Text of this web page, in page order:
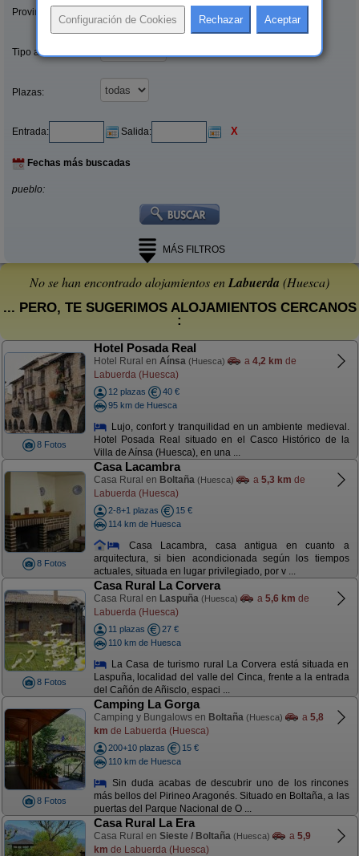
Provincias/Islas:
Tipo alquiler:
Plazas:
Entrada: Salida: X
Fechas más buscadas
pueblo:
MÁS FILTROS
No se han encontrado alojamientos enLabuerda (Huesca)
... PERO, TE SUGERIMOS ALOJAMIENTOS CERCANOS
:
8 Fotos
Hotel Posada Real
Hotel Rural en Aínsa (Huesca) a 4,2 km de
Labuerda (Huesca)
12 plazas
40 €
95 km de Huesca
Lujo, confort y tranquilidad en un ambiente medieval.
Hotel Posada Real situado en el Casco Histórico de la
Villa de Aínsa (Huesca), en una ...
8 Fotos
Casa Lacambra
Casa Rural en Boltaña (Huesca) a 5,3 km de
Labuerda (Huesca)
2-8+1 plazas
15 €
114 km de Huesca
Casa Lacambra, casa antigua en cuanto a
arquitectura, si bien acondicionada según los tiempos
actuales, situada en lugar privilegiado, por v ...
8 Fotos
Casa Rural La Corvera
Casa Rural en Laspuña (Huesca) a 5,6 km de
Labuerda (Huesca)
11 plazas
27 €
110 km de Huesca
La Casa de turismo rural La Corvera está situada en
Laspuña, localidad del valle del Cinca, frente a la entrada
del Cañón de Añisclo, espaci ...
8 Fotos
Camping La Gorga
Camping y Bungalows en Boltaña (Huesca) a 5,8
km de Labuerda (Huesca)
200+10 plazas
15 €
110 km de Huesca
Sin duda acabas de descubrir uno de los rincones
más bellos del Pirineo Aragonés. Situado en Boltaña, a las
puertas del Parque Nacional de O ...
Casa Rural La Era
Casa Rural en Sieste / Boltaña (Huesca) a 5,9
km de Labuerda (Huesca)